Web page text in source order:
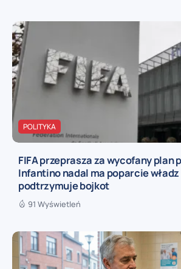
POLITYKA
FIFA przeprasza za wycofany plan
Infantino nadal ma poparcie
podtrzymuje bojkot
91 Wyświetleń